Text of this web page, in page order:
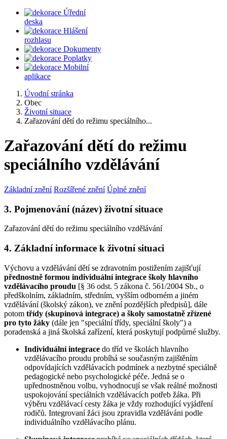
Úřední
deska
Hlášení
rozhlasu
Dokumenty
Poplatky
Mobilní
aplikace
Úvodní stránka
Obec
Životní situace
Zařazování dětí do režimu speciálního...
Zařazování dětí do režimu
speciálního vzdělávání
Základní znění Rozšířené znění Úplné znění
3. Pojmenování (název) životní situace
Zařazování dětí do režimu speciálního vzdělávání
4. Základní informace k životní situaci
Výchovu a vzdělávání dětí se zdravotním postižením zajišťují
přednostně formou individuální integrace školy hlavního
vzdělávacího proudu [§ 36 odst. 5 zákona č. 561/2004 Sb., o
předškolním, základním, středním, vyšším odborném a jiném
vzdělávání (školský zákon), ve znění pozdějších předpisů], dále
potom třídy (skupinová integrace) a školy samostatně zřízené
pro tyto žáky (dále jen "speciální třídy, speciální školy") a
poradenská a jiná školská zařízení, která poskytují podpůrné služby.
Individuální integrace do tříd ve školách hlavního
vzdělávacího proudu probíhá se současným zajištěním
odpovídajících vzdělávacích podmínek a nezbytné speciálně
pedagogické nebo psychologické péče. Jedná se o
upřednostněnou volbu, vyhodnocují se však reálné možnosti
uspokojování speciálních vzdělávacích potřeb žáka. Při
výběru vzdělávací cesty žáka je vždy rozhodující vyjádření
rodičů. Integrovaní žáci jsou zpravidla vzděláváni podle
individuálního vzdělávacího plánu.